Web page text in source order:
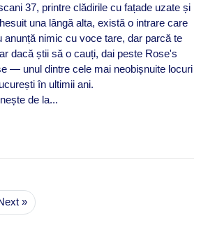
37, printre clădirile cu fațade uzate și
una lângă alta, există o intrare care
anunță nimic cu voce tare, dar parcă te
dacă știi să o cauți, dai peste Rose's
— unul dintre cele mai neobișnuite locuri
în ultimii ani.
de la...
»